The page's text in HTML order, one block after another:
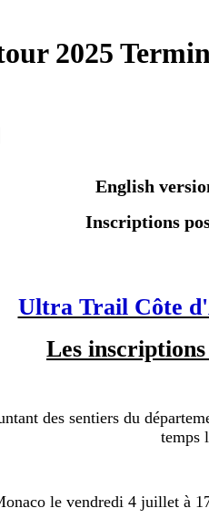
2025
English
Inscriptions
Ultra Trail Côte
Les
des sentiers du
temps
le vendredi 4 juillet à